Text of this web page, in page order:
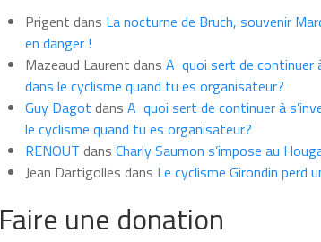
moisPrigent dans La nocturne de Bruch, souvenir
en danger !
Mazeaud Laurent dans A quoi sert de continuer
dans le cyclisme quand tu es organisateur?
Guy Dagot dans A quoi sert de continuer à
le cyclisme quand tu es organisateur?
RENOUT dans Charly Saumon s’impose au
Jean Dartigolles dans Le cyclisme Girondin perd
Faire une donation